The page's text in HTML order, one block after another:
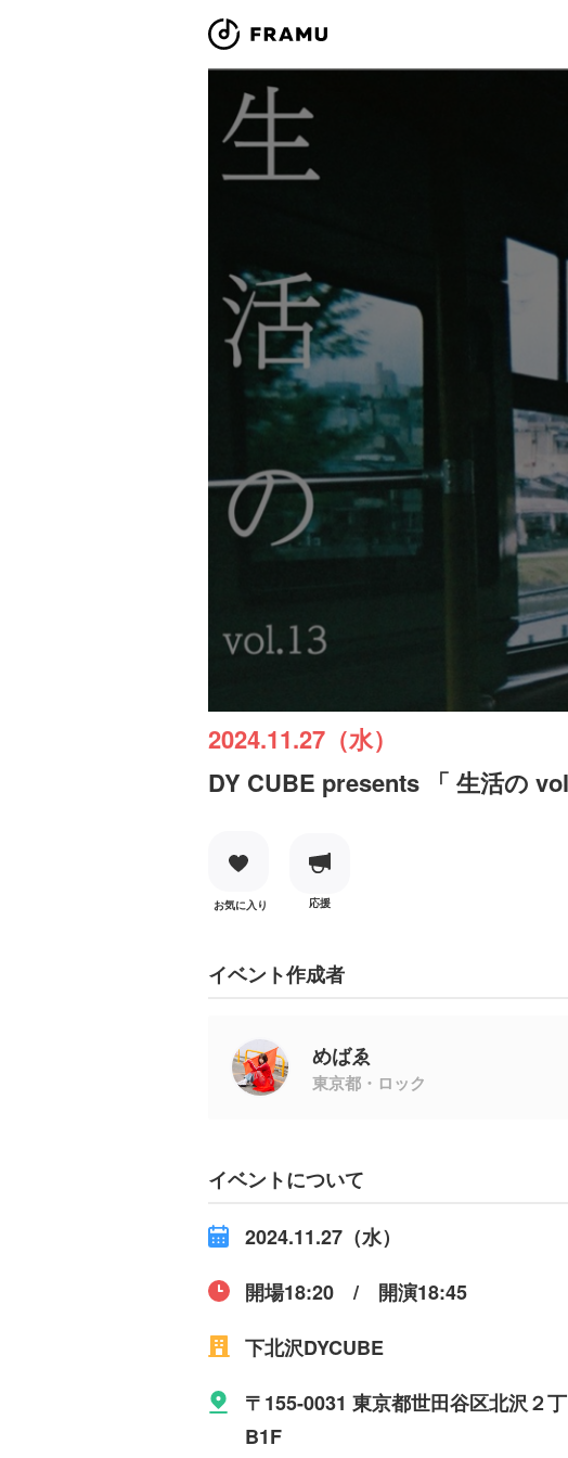
2024.11.27（水）
DY CUBE presents 「 生活の
お気に入り 応援
イベント作成者
めばゑ
東京都・ロック
イベントについて
2024.11.27（水）
開場18:20 / 開演18:45
下北沢DYCUBE
〒155-0031 東京都世田谷区北沢２
B1F